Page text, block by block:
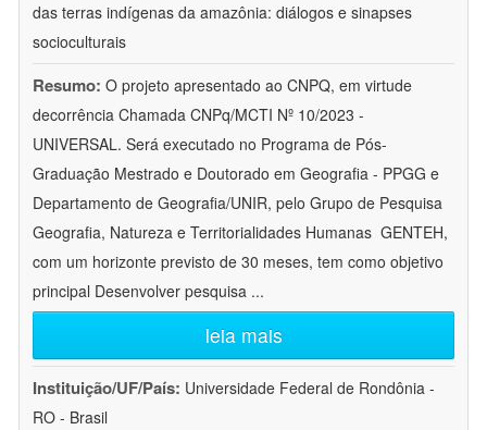
das terras indígenas da amazônia: diálogos e sinapses
socioculturais
Resumo: O projeto apresentado ao CNPQ, em virtude
decorrência Chamada CNPq/MCTI Nº 10/2023 -
UNIVERSAL. Será executado no Programa de Pós-
Graduação Mestrado e Doutorado em Geografia - PPGG e
Departamento de Geografia/UNIR, pelo Grupo de Pesquisa
Geografia, Natureza e Territorialidades Humanas  GENTEH,
com um horizonte previsto de 30 meses, tem como objetivo
principal Desenvolver pesquisa ...
leia mais
Instituição/UF/País: Universidade Federal de Rondônia -
RO - Brasil